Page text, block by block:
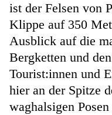
ist der Felsen von
Klippe auf 350
Ausblick auf die
Bergketten und
Tourist:innen und
hier an der Spitze
waghalsigen